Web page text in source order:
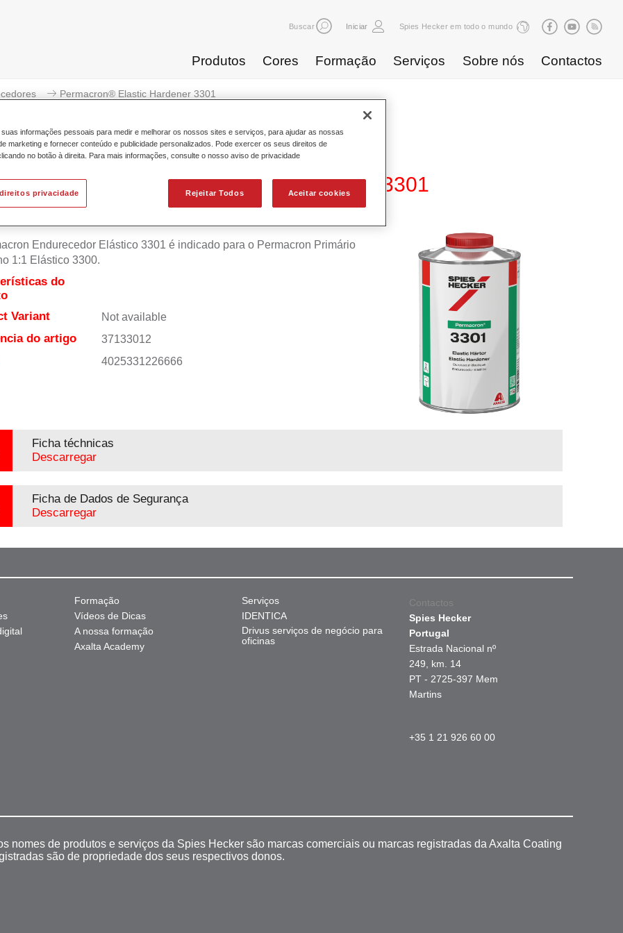
Buscar Iniciar Spies Hecker em todo o mundo
Produtos Cores Formação Serviços Sobre nós Contactos
Permacron® Elastic Hardener 3301
Permacron® Elastic Hardener 3301
Endurecedor Elástico 3301 é indicado para o Permacron Primário
1:1 Elástico 3300.
do
Variant
Not available
do artigo 37133012
4025331226666
Ficha téchnicas
Descarregar
Ficha de Dados de Segurança
Descarregar
Formação
Vídeos de Dicas
A nossa formação
Axalta Academy
Serviços
IDENTICA
Drivus serviços de negócio para
oficinas
Contactos
Spies Hecker
Portugal
Estrada Nacional nº
249, km. 14
PT - 2725-397 Mem
Martins
+35 1 21 926 60 00
nomes de produtos e serviços da Spies Hecker são marcas comerciais ou marcas registradas da Axalta Coating
são de propriedade dos seus respectivos donos.
informações pessoais para medir e melhorar os nossos sites e serviços, para ajudar as nossas
marketing e fornecer conteúdo e publicidade personalizados. Pode exercer os seus direitos de
no botão à direita. Para mais informações, consulte o nosso aviso de privacidade
Rejeitar Todos Aceitar cookies
privacidade